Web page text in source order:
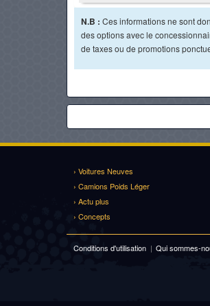
N.B : Ces informations ne sont
des options avec le
de taxes ou de promotions
› Voitures Neuves
› Camions Poids Léger
› Actu plus
› Concepts
Conditions d'utilisation | Qui sommes-